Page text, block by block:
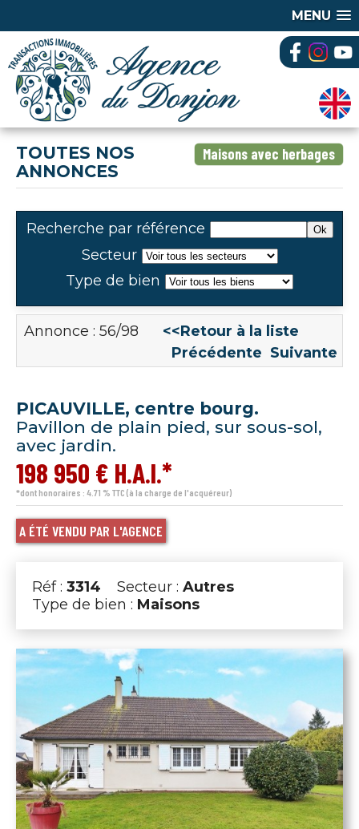
MENU
Maisons avec herbages
TOUTES NOS
ANNONCES
Recherche par référence
Secteur
Type de bien
Annonce : 56/98 <<Retour à la liste
Précédente Suivante
PICAUVILLE, centre bourg.
Pavillon de plain pied, sur sous-sol,
avec jardin.
198 950 € H.A.I.*
*dont honoraires : 4.71 % TTC (à la charge de l'acquéreur)
A ÉTÉ VENDU PAR L'AGENCE
Réf : 3314 Secteur : Autres
Type de bien : Maisons